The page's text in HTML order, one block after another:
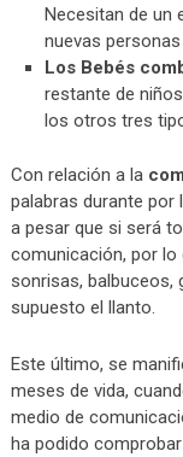
Necesitan de un
nuevas
Los Bebés
restante de
los otros tres
Con relación a la
palabras durante
a pesar que si será
comunicación, por lo
sonrisas, balbuceos,
supuesto el llanto.
Este último, se
meses de vida,
medio de
ha podido